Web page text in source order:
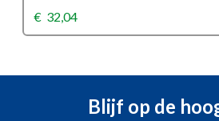
€ 32,04
Blijf op de